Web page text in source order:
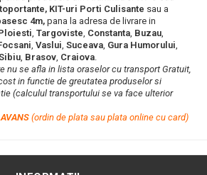
KIT-uri Porti Culisante sau a
4m, pana la adresa de livrare in
, Targoviste, Constanta, Buzau,
, Vaslui, Suceava, Gura Humorului,
, Brasov, Craiova.
nu se afla in lista oraselor cu transport Gratuit,
in functie de greutatea produselor si
(calculul transportului se va face ulterior
(ordin de plata sau plata online cu card)